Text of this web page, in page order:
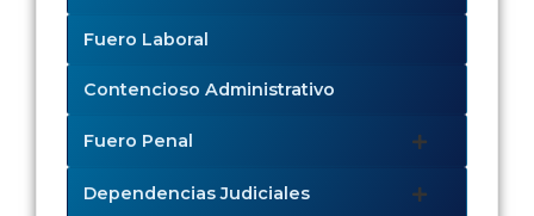
Fuero Laboral
Contencioso Administrativo
Fuero Penal
Dependencias Judiciales